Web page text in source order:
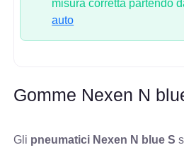
misura corretta partendo
auto
Gomme Nexen N
Gli pneumatici Nexen N blue S